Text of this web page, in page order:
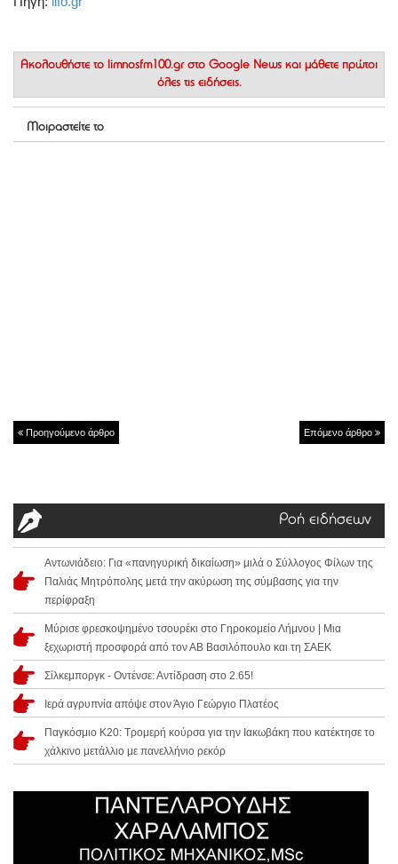
Ακολουθήστε το limnosfm100.gr στο Google News και μάθετε πρώτοι
όλες τις ειδήσεις.
Μοιραστείτε το
Προηγούμενο άρθρο Επόμενο άρθρο
Ροή ειδήσεων
Αντωνιάδειο: Για «πανηγυρική δικαίωση» μιλά ο Σύλλογος Φίλων της
Παλιάς Μητρόπολης μετά την ακύρωση της σύμβασης για την
περίφραξη
Μύρισε φρεσκοψημένο τσουρέκι στο Γηροκομείο Λήμνου | Μια
ξεχωριστή προσφορά από τον ΑΒ Βασιλόπουλο και τη ΣΑΕΚ
Σίλκεμποργκ - Οντένσε: Αντίδραση στο 2.65!
Ιερά αγρυπνία απόψε στον Άγιο Γεώργιο Πλατέος
Παγκόσμιο Κ20: Τρομερή κούρσα για την Ιακωβάκη που κατέκτησε το
χάλκινο μετάλλιο με πανελλήνιο ρεκόρ